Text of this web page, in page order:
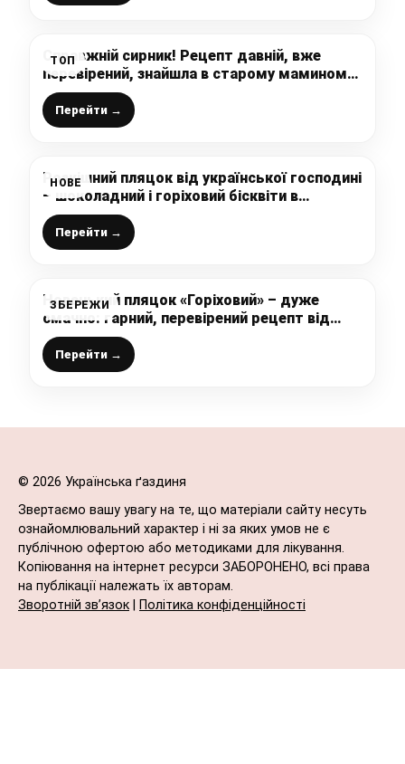
ТОП
Справжній сирник! Рецепт давній, вже
перевірений, знайшла в старому маминому
журналі (рецепт української господині)
Перейти →
НОВЕ
Розкішний пляцок від української господині
– шоколадний і горіховий бісквіти в
поєднанні з пудинговим кремом і
зефірками
Перейти →
ЗБЕРЕЖИ
Новенький пляцок «Горіховий» – дуже
смачно: гарний, перевірений рецепт від
української господині
Перейти →
© 2026 Українська ґаздиня
Звертаємо вашу увагу на те, що матеріали сайту несуть
ознайомлювальний характер і ні за яких умов не є
публічною офертою або методиками для лікування.
Копіювання на інтернет ресурси ЗАБОРОНЕНО, всі права
на публікації належать їх авторам.
Зворотній зв’язок
Політика конфіденційності